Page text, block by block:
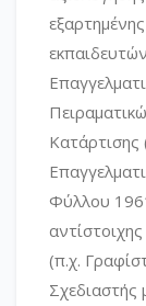
Κατάρτισης
Φύλλου
(π.χ.